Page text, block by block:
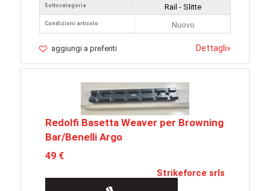
Sottocategoria
Condizioni articolo
Rail - Slitte
Nuovo
aggiungi a preferiti Dettagli»
Redolfi Basetta Weaver per Browning
Bar/Benelli Argo
49 €
Strikeforce srls